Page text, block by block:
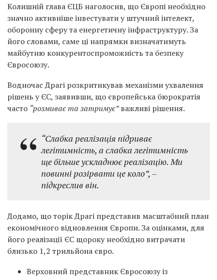
Колишній глава ЄЦБ наголосив, що Європі необхідно
значно активніше інвестувати у штучний інтелект,
оборонну сферу та енергетичну інфраструктуру. За
його словами, саме ці напрямки визначатимуть
майбутню конкурентоспроможність та безпеку
Євросоюзу.
Водночас Драгі розкритикував механізми ухвалення
рішень у ЄС, заявивши, що європейська бюрократія
часто “розмиває та затримує”важливі рішення.
“Слабка реалізація підриває
легітимність, а слабка легітимність
ще більше ускладнює реалізацію. Ми
повинні розірвати це коло”, –
підкреслив він.
Додамо, що торік Драгі представив масштабний план
економічного відновлення Європи. За оцінками, для
його реалізації ЄС щороку необхідно витрачати
близько 1,2 трильйона євро.
Верховний представник Євросоюзу із